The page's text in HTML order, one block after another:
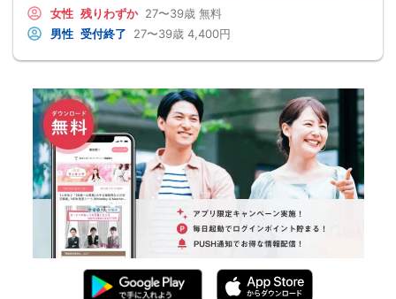
女性 残りわずか 27〜39歳 無料
男性 受付終了 27〜39歳 4,400円